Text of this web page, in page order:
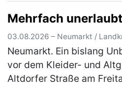
d…(mehr)
Mehrfach
03.08.2026 – Neumarkt /
Neumarkt. Ein bislang
vor dem Kleider- und
Altdorfer Straße am